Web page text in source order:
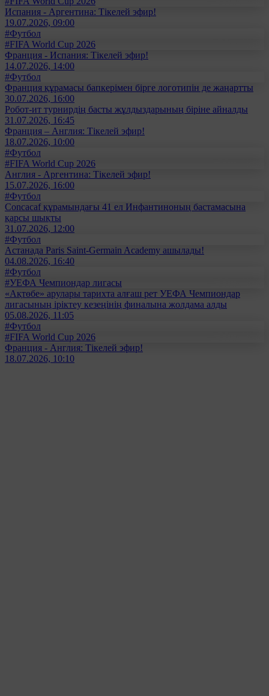
Испания - Аргентина: Тікелей эфир!
19.07.2026, 09:00
#Футбол
#FIFA World Cup 2026
Франция - Испания: Тікелей эфир!
14.07.2026, 14:00
#Футбол
Франция құрамасы бапкерімен бірге логотипін де жаңартты
30.07.2026, 16:00
Робот-ит турнирдің басты жұлдыздарының біріне айналды
31.07.2026, 16:45
Франция – Англия: Тікелей эфир!
18.07.2026, 10:00
#Футбол
#FIFA World Cup 2026
Англия - Аргентина: Тікелей эфир!
15.07.2026, 16:00
#Футбол
Concacaf құрамындағы 41 ел Инфантиноның бастамасына
қарсы шықты
31.07.2026, 12:00
#Футбол
Астанада Paris Saint-Germain Academy ашылады!
04.08.2026, 16:40
#Футбол
#УЕФА Чемпиондар лигасы
«Ақтөбе» арулары тарихта алғаш рет УЕФА Чемпиондар
лигасының іріктеу кезеңінің финалына жолдама алды
05.08.2026, 11:05
#Футбол
#FIFA World Cup 2026
Франция - Англия: Тікелей эфир!
18.07.2026, 10:10